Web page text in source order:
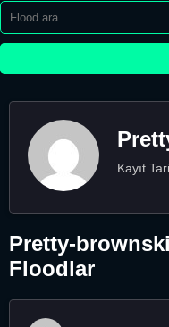
Kayıt
Pretty-
Floodlar